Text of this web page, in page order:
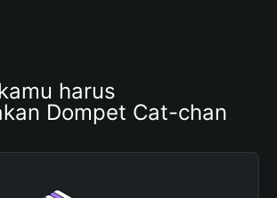
harus
Dompet Cat-chan